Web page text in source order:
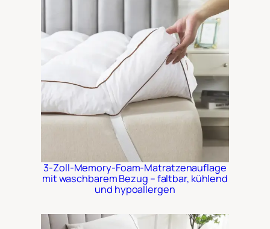
3-Zoll-Memory-Foam-Matratzenauflage
mit waschbarem Bezug – faltbar, kühlend
und hypoallergen